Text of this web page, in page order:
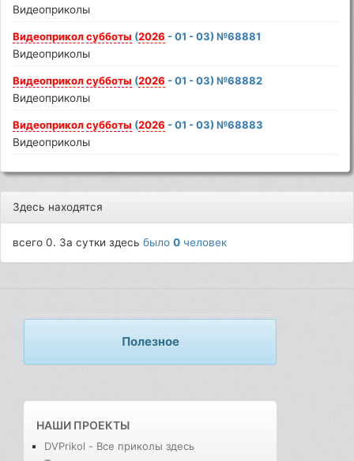
Видеоприколы
Видеоприкол субботы (2026 - 01 - 03) №68881
Видеоприколы
Видеоприкол субботы (2026 - 01 - 03) №68882
Видеоприколы
Видеоприкол субботы (2026 - 01 - 03) №68883
Видеоприколы
Здесь находятся
всего 0. За сутки здесьбыло0 человек
Полезное
НАШИ ПРОЕКТЫ
DVPrikol - Все приколы здесь